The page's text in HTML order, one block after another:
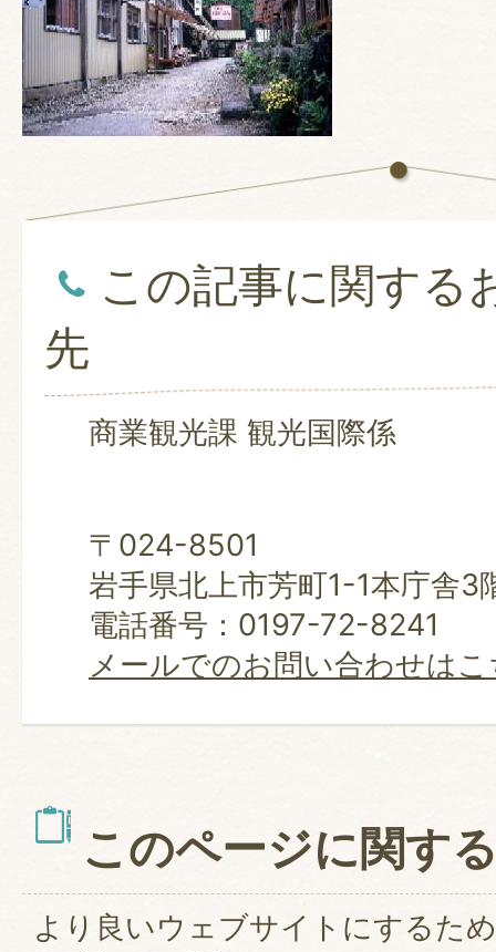
この記事に関する
先
商業観光課 観光国際係
〒024-8501
岩手県北上市芳町1-1本庁舎3
電話番号：0197-72-8241
メールでのお問い合わせは
このページに関す
より良いウェブサイトにするた